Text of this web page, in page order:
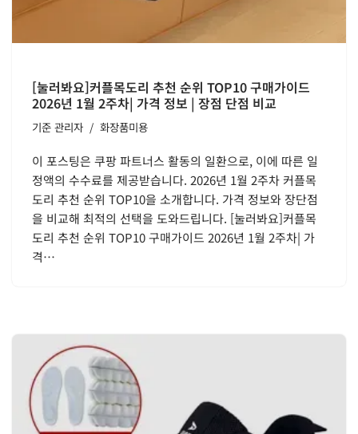
[눌러봐요]커플목도리 추천 순위 TOP10 구매가이드
2026년 1월 2주차| 가격 정보 | 장점 단점 비교
기준 관리자 화장품미용
이 포스팅은 쿠팡 파트너스 활동의 일환으로, 이에 따른 일
정액의 수수료를 제공받습니다. 2026년 1월 2주차 커플목
도리 추천 순위 TOP10을 소개합니다. 가격 정보와 장단점
을 비교해 최적의 선택을 도와드립니다. [눌러봐요]커플목
도리 추천 순위 TOP10 구매가이드 2026년 1월 2주차| 가
격…